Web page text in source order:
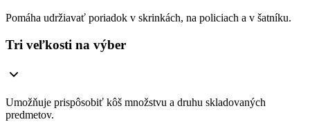
Pomáha udržiavať poriadok v skrinkách, na policiach a v šatníku.
Tri veľkosti na výber
Umožňuje prispôsobiť kôš množstvu a druhu skladovaných
predmetov.